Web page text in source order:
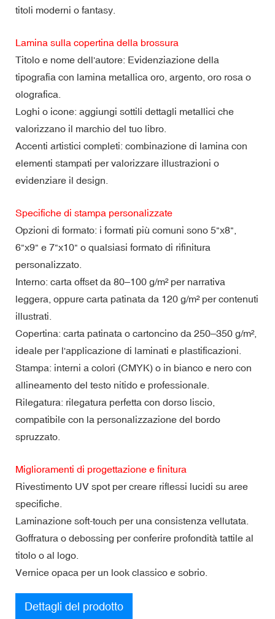
titoli moderni o fantasy.
Lamina sulla copertina della brossura
Titolo e nome dell'autore: Evidenziazione della
tipografia con lamina metallica oro, argento, oro rosa o
olografica.
Loghi o icone: aggiungi sottili dettagli metallici che
valorizzano il marchio del tuo libro.
Accenti artistici completi: combinazione di lamina con
elementi stampati per valorizzare illustrazioni o
evidenziare il design.
Specifiche di stampa personalizzate
Opzioni di formato: i formati più comuni sono 5"x8",
6"x9" e 7"x10" o qualsiasi formato di rifinitura
personalizzato.
Interno: carta offset da 80–100 g/m² per narrativa
leggera, oppure carta patinata da 120 g/m² per contenuti
illustrati.
Copertina: carta patinata o cartoncino da 250–350 g/m²,
ideale per l'applicazione di laminati e plastificazioni.
Stampa: interni a colori (CMYK) o in bianco e nero con
allineamento del testo nitido e professionale.
Rilegatura: rilegatura perfetta con dorso liscio,
compatibile con la personalizzazione del bordo
spruzzato.
Miglioramenti di progettazione e finitura
Rivestimento UV spot per creare riflessi lucidi su aree
specifiche.
Laminazione soft-touch per una consistenza vellutata.
Goffratura o debossing per conferire profondità tattile al
titolo o al logo.
Vernice opaca per un look classico e sobrio.
Dettagli del prodotto